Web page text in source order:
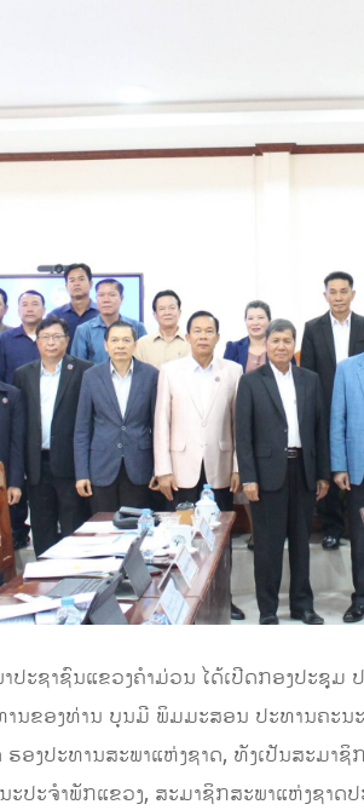
ະຊາຊົນແຂວງຄໍາມ່ວນ ໄດ້ເປີດກອງປະຊຸມ
ນຂອງທ່ານ ບຸນມີ ພິມມະສອນ ປະທານຄະນ
ອງປະທານສະພາແຫ່ງຊາດ, ທັງເປັນສະມາ
ປະຈໍາພັກແຂວງ, ສະມາຊິກສະພາແຫ່ງຊາດ